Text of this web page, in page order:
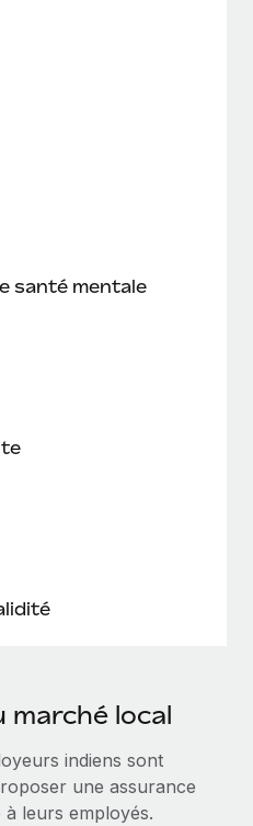
santé mentale
marché local
indiens sont
une assurance
leurs employés.